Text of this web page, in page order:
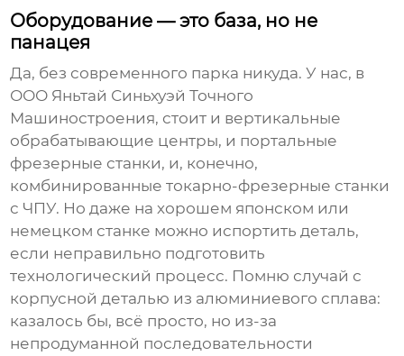
Оборудование — это база, но не
панацея
Да, без современного парка никуда. У нас, в
ООО Яньтай Синьхуэй Точного
Машиностроения, стоит и вертикальные
обрабатывающие центры, и портальные
фрезерные станки, и, конечно,
комбинированныетокарно-фрезерные станки
с ЧПУ. Но даже на хорошем японском или
немецком станке можно испортить деталь,
если неправильно подготовить
технологический процесс. Помню случай с
корпусной деталью из алюминиевого сплава:
казалось бы, всё просто, но из-за
непродуманной последовательности